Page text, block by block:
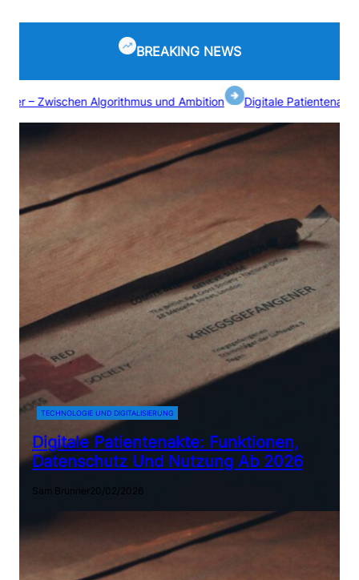
BREAKING NEWS
Algorithmus und Ambition Digitale Patientenakte:
TECHNOLOGIE UND DIGITALISIERUNG
Digitale Patientenakte: Funktionen,
Datenschutz Und Nutzung Ab 2026
Sam Brunner 20/02/2026